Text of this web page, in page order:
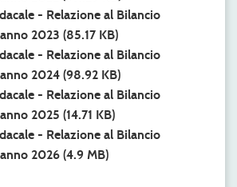
- Relazione al Bilancio
2023 (85.17 KB)
- Relazione al Bilancio
2024 (98.92 KB)
- Relazione al Bilancio
2025 (14.71 KB)
- Relazione al Bilancio
2026 (4.9 MB)